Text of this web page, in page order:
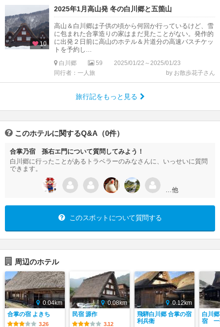
10
2025年1月高山発 冬の白川郷と五箇山
高山＆白川郷は子供の頃から何回か行っているけど、雪
に包まれた合掌造りの家はまだ見たことがない。発作的
に出発２日前に高山のホテル＆片道分の高速バスチケッ
トを予約し...
白川郷 59
2025/01/22～2025/01/23
同行者：一人旅
by お散歩花子さん
旅行記をもっと見る
このホテルに関するQ&A（0件）
合掌乃宿 孫右エ門について質問してみよう！
白川郷に行ったことがあるトラベラーのみなさんに、いっせいに質問
できます。
…他
このスポットについて質問する
周辺のホテル
0.04km
合掌の宿 よきち
3.26
0.08km
民宿 源作
3.12
0.12km
飛騨白川郷 合掌の宿
利兵衛
白川
宿 一